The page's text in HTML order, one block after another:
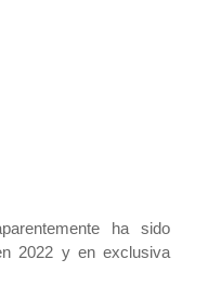
ha sido
2022 y en exclusiva